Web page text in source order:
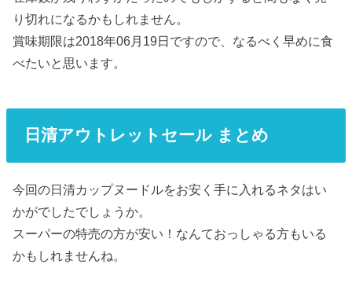
り切れになるかもしれません。
賞味期限は2018年06月19日ですので、なるべく早めに食
べたいと思います。
日清アウトレットセール まとめ
今回の日清カップヌードルをお安く手に入れるネタはい
かがでしたでしょうか。
スーパーの特売の方が安い！なんておっしゃる方もいる
かもしれませんね。